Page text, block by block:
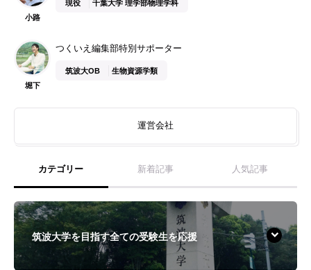
小路
現役 千葉大学 理学部物理学科
堀下
つくいえ編集部特別サポーター
筑波大OB 生物資源学類
運営会社
カテゴリー 新着記事 人気記事
筑波大学を目指す全ての受験生を応援